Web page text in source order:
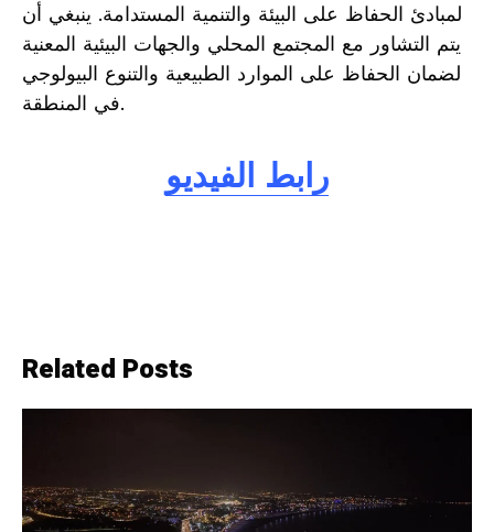
لمبادئ الحفاظ على البيئة والتنمية المستدامة. ينبغي أن
يتم التشاور مع المجتمع المحلي والجهات البيئية المعنية
لضمان الحفاظ على الموارد الطبيعية والتنوع البيولوجي
في المنطقة.
رابط الفيديو
Related Posts